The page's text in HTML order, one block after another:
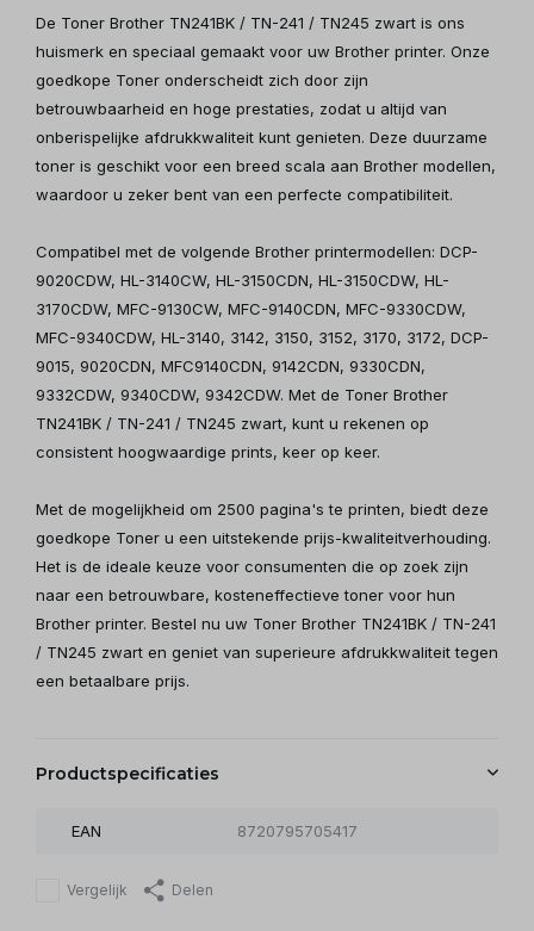
De Toner Brother TN241BK / TN-241 / TN245 zwart is ons
huismerk en speciaal gemaakt voor uw Brother printer. Onze
goedkope Toner onderscheidt zich door zijn
betrouwbaarheid en hoge prestaties, zodat u altijd van
onberispelijke afdrukkwaliteit kunt genieten. Deze duurzame
toner is geschikt voor een breed scala aan Brother modellen,
waardoor u zeker bent van een perfecte compatibiliteit.
Compatibel met de volgende Brother printermodellen: DCP-
9020CDW, HL-3140CW, HL-3150CDN, HL-3150CDW, HL-
3170CDW, MFC-9130CW, MFC-9140CDN, MFC-9330CDW,
MFC-9340CDW, HL-3140, 3142, 3150, 3152, 3170, 3172, DCP-
9015, 9020CDN, MFC9140CDN, 9142CDN, 9330CDN,
9332CDW, 9340CDW, 9342CDW. Met de Toner Brother
TN241BK / TN-241 / TN245 zwart, kunt u rekenen op
consistent hoogwaardige prints, keer op keer.
Met de mogelijkheid om 2500 pagina's te printen, biedt deze
goedkope Toner u een uitstekende prijs-kwaliteitverhouding.
Het is de ideale keuze voor consumenten die op zoek zijn
naar een betrouwbare, kosteneffectieve toner voor hun
Brother printer. Bestel nu uw Toner Brother TN241BK / TN-241
/ TN245 zwart en geniet van superieure afdrukkwaliteit tegen
een betaalbare prijs.
Productspecificaties
EAN 8720795705417
Vergelijk Delen